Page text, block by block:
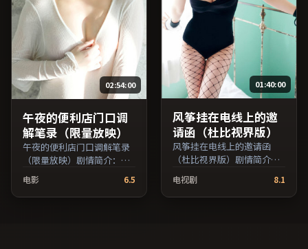
名与演员交叉检索。）
02:54:00
午夜的便利店门口调
解笔录（限量放映）
午夜的便利店门口调解笔录
（限量放映）剧情简介：节
悬念逐步揭开却保留开放式
回味；由朴赞郁执导，黄
电影 6.5
01:40:00
风筝挂在电线上的邀
请函（杜比视界版）
风筝挂在电线上的邀请函
（杜比视界版）剧情简介：
叙事在多重视角间切换，场
面调度注重留白与观众想象
空间；由丹尼斯·维伦纽瓦
电视剧 8.1